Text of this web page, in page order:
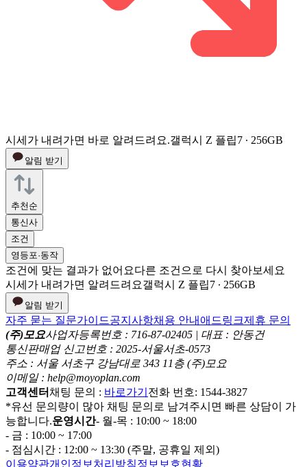
시세가 내려가면 바로 알려드려요.갤럭시 Z 플립7 ∙ 256GB
알림 받기
추천순
통신사
조건
영등포·동작
조건에 맞는 결과가 없어요다른 조건으로 다시 찾아보세요
시세가 내려가면 알려드려요갤럭시 Z 플립7 ∙ 256GB
알림 받기
자주 묻는 질문가이드공지사항채용 안내 애드링크제휴 문의
(주)모요사업자등록번호 : 716-87-02405 | 대표 : 안동건
통신판매업 신고번호 : 2025-서울서초-0573
주소 : 서울 서초구 강남대로 343 11층 (주)모요
이메일 : help@moyoplan.com
고객센터 채팅 문의 : 바로가기 전화 번호: 1544-3827
*유선 문의량이 많아 채팅 문의로 남겨주시면 빠른 상담이 가
능합니다.운영시간- 월-목 : 10:00 ~ 18:00
- 금 : 10:00 ~ 17:00
- 점심시간 : 12:00 ~ 13:30 (주말, 공휴일 제외)
이용약관개인정보처리방침정보보호현황